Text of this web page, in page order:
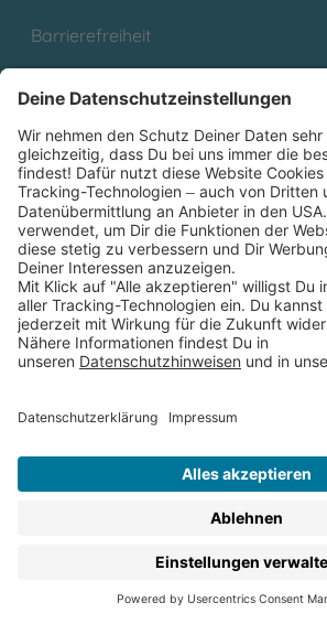
Barrierefreiheit
Partnerprogramm (Affiliate)
Folge uns auf
* Versandkostenfrei ab 9,00 €
Deutschlands
** Lieferzeit 1-3 Werktage innerhalb
Thienemann-Esslinger Verlag GmbH,